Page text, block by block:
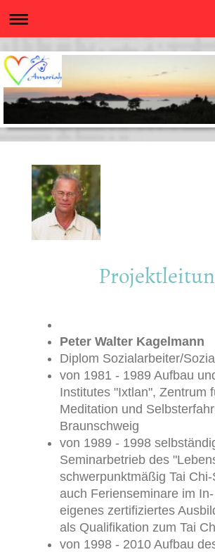
Peter Walter Kagelmann
Diplom Sozialarbeiter/
von 1981 - 1989 Aufbau
Institutes "Ixtlan", Zentrum
Meditation und
Braunschweig
von 1989 - 1998
Seminarbetrieb des
schwerpunktmäßig Tai
auch Ferienseminare im
eigenes zertifiziertes
als Qualifikation zum Tai
von 1998 - 2010 Aufbau